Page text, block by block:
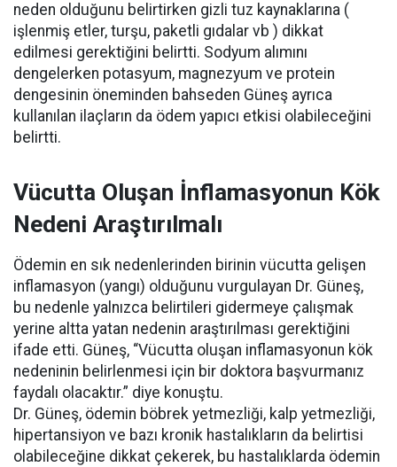
neden olduğunu belirtirken gizli tuz kaynaklarına (
işlenmiş etler, turşu, paketli gıdalar vb ) dikkat
edilmesi gerektiğini belirtti. Sodyum alımını
dengelerken potasyum, magnezyum ve protein
dengesinin öneminden bahseden Güneş ayrıca
kullanılan ilaçların da ödem yapıcı etkisi olabileceğini
belirtti.
Vücutta Oluşan İnflamasyonun Kök
Nedeni Araştırılmalı
Ödemin en sık nedenlerinden birinin vücutta gelişen
inflamasyon (yangı) olduğunu vurgulayan Dr. Güneş,
bu nedenle yalnızca belirtileri gidermeye çalışmak
yerine altta yatan nedenin araştırılması gerektiğini
ifade etti. Güneş, “Vücutta oluşan inflamasyonun kök
nedeninin belirlenmesi için bir doktora başvurmanız
faydalı olacaktır.” diye konuştu.
Dr. Güneş, ödemin böbrek yetmezliği, kalp yetmezliği,
hipertansiyon ve bazı kronik hastalıkların da belirtisi
olabileceğine dikkat çekerek, bu hastalıklarda ödemin